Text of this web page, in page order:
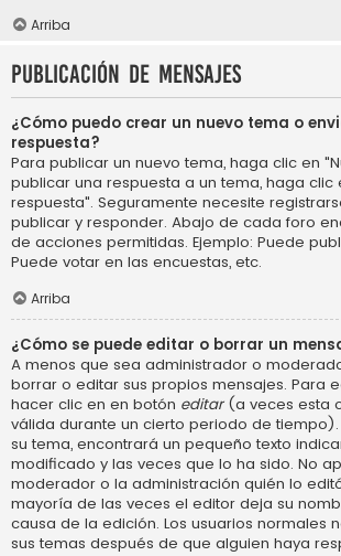
Arriba
Publicación de mensajes
¿Cómo puedo crear un nuevo tema o
respuesta?
Para publicar un nuevo tema, haga clic en
publicar una respuesta a un tema, haga clic
respuesta". Seguramente necesite
publicar y responder. Abajo de cada foro
de acciones permitidas. Ejemplo: Puede
Puede votar en las encuestas, etc.
Arriba
¿Cómo se puede editar o borrar un
A menos que sea administrador o
borrar o editar sus propios mensajes. Para
hacer clic en en botón editar(a veces esta
válida durante un cierto periodo de
su tema, encontrará un pequeño texto
modificado y las veces que lo ha sido. No
moderador o la administración quién lo
mayoría de las veces el editor deja su
causa de la edición. Los usuarios normales
sus temas después de que alguien haya